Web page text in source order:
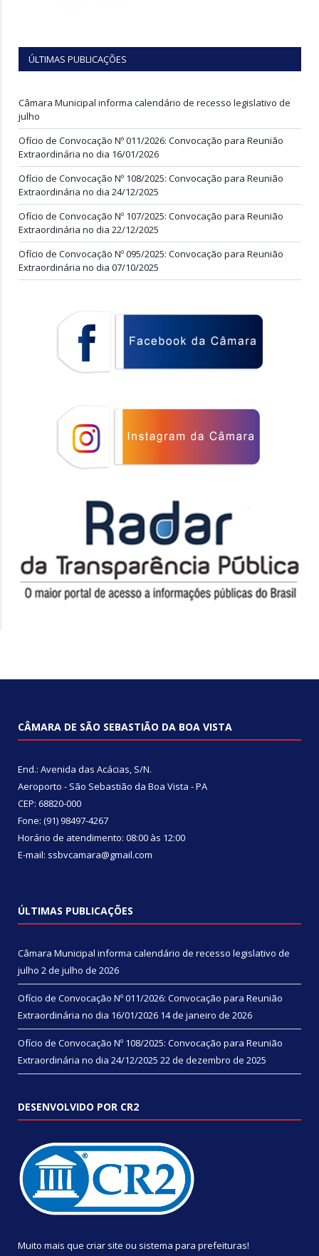
ÚLTIMAS PUBLICAÇÕES
Câmara Municipal informa calendário de recesso legislativo de
julho
Ofício de Convocação Nº 011/2026: Convocação para Reunião
Extraordinária no dia 16/01/2026
Ofício de Convocação Nº 108/2025: Convocação para Reunião
Extraordinária no dia 24/12/2025
Ofício de Convocação Nº 107/2025: Convocação para Reunião
Extraordinária no dia 22/12/2025
Ofício de Convocação Nº 095/2025: Convocação para Reunião
Extraordinária no dia 07/10/2025
CÂMARA DE SÃO SEBASTIÃO DA BOA VISTA
End.: Avenida das Acácias, S/N.
Aeroporto - São Sebastião da Boa Vista - PA
CEP: 68820-000
Fone: (91) 98497-4267
Horário de atendimento: 08:00 às 12:00
E-mail: ssbvcamara@gmail.com
ÚLTIMAS PUBLICAÇÕES
Câmara Municipal informa calendário de recesso legislativo de
julho 2 de julho de 2026
Ofício de Convocação Nº 011/2026: Convocação para Reunião
Extraordinária no dia 16/01/2026 14 de janeiro de 2026
Ofício de Convocação Nº 108/2025: Convocação para Reunião
Extraordinária no dia 24/12/2025 22 de dezembro de 2025
DESENVOLVIDO POR CR2
Muito mais que criar site ou sistema para prefeituras!